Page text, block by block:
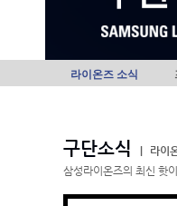
라이온즈 소식
구단소식
라이
삼성라이온즈의 최신 핫